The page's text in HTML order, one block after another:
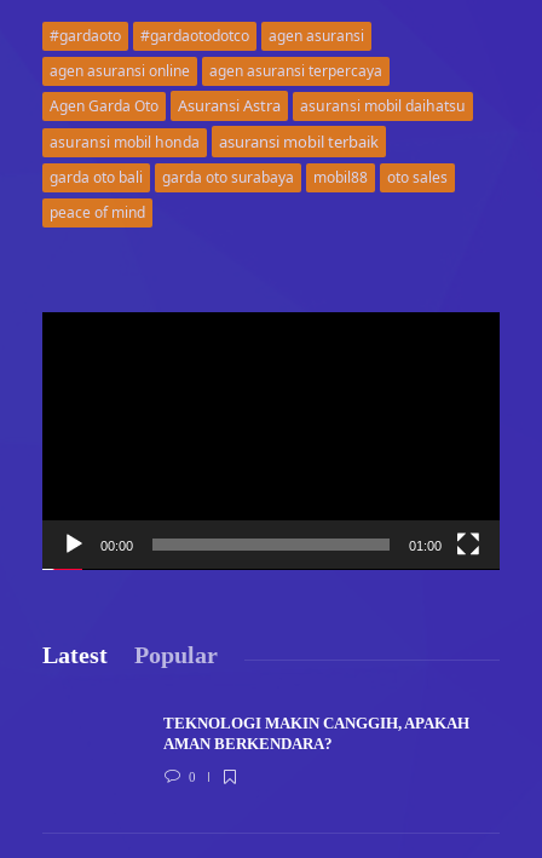
#gardaoto #gardaotodotco
agen asuransi
agen asuransi online
agen asuransi terpercaya
Agen Garda Oto
Asuransi Astra
asuransi mobil daihatsu
asuransi mobil honda
asuransi mobil terbaik
garda oto bali garda oto surabaya mobil88
oto sales
peace of mind
00:00 01:00
Latest Popular
TEKNOLOGI MAKIN CANGGIH, APAKAH
AMAN BERKENDARA?
0